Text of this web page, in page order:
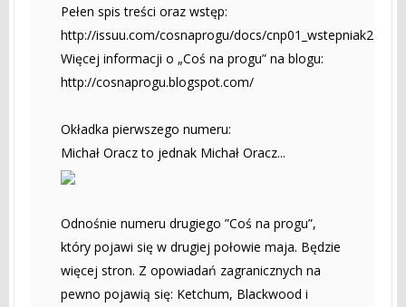
Pełen spis treści oraz wstęp:
http://issuu.com/cosnaprogu/docs/cnp01_wstepniak2
Więcej informacji o „Coś na progu” na blogu:
http://cosnaprogu.blogspot.com/
Okładka pierwszego numeru:
Michał Oracz to jednak Michał Oracz...
Odnośnie numeru drugiego ”Coś na progu”,
który pojawi się w drugiej połowie maja. Będzie
więcej stron. Z opowiadań zagranicznych na
pewno pojawią się: Ketchum, Blackwood i